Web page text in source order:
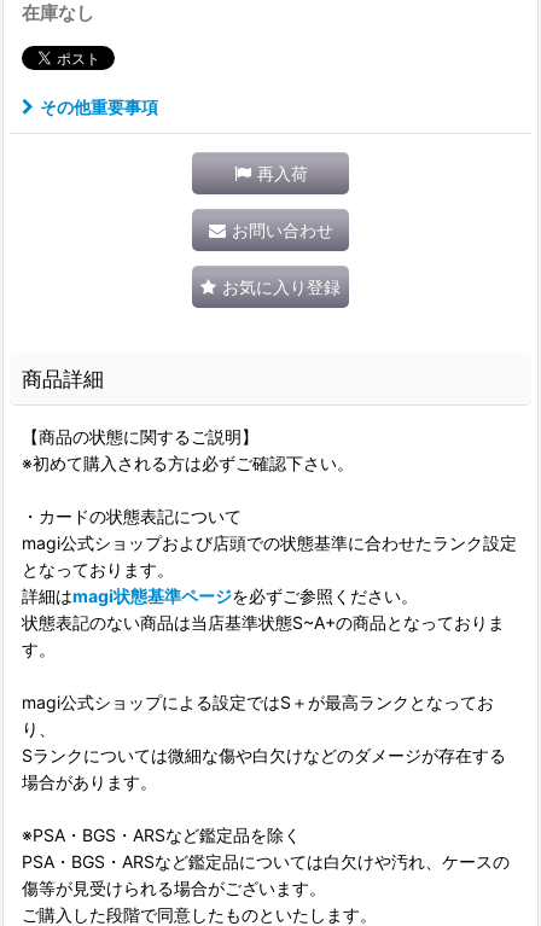
在庫なし
その他重要事項
再入荷
お問い合わせ
お気に入り登録
商品詳細
【商品の状態に関するご説明】
※初めて購入される方は必ずご確認下さい。
・カードの状態表記について
magi公式ショップおよび店頭での状態基準に合わせたランク設定
となっております。
詳細はmagi状態基準ページを必ずご参照ください。
状態表記のない商品は当店基準状態S~A+の商品となっておりま
す。
magi公式ショップによる設定ではS＋が最高ランクとなってお
り、
Sランクについては微細な傷や白欠けなどのダメージが存在する
場合があります。
※PSA・BGS・ARSなど鑑定品を除く
PSA・BGS・ARSなど鑑定品については白欠けや汚れ、ケースの
傷等が見受けられる場合がございます。
ご購入した段階で同意したものといたします。